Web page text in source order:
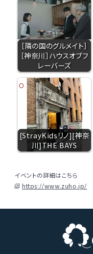
［隣の国のグルメイト］
［神奈川］ハウスオブフ
レーバーズ
[StrayKidsリノ][神奈
川]THE BAYS
イベントの詳細はこちら
https://www.zuho.jp/